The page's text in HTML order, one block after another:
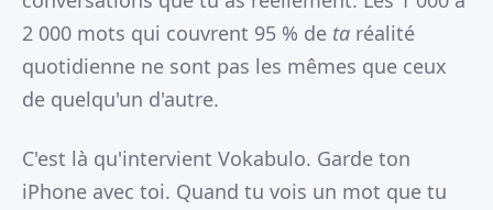
2 000 mots qui couvrent 95 % de ta réalité
quotidienne ne sont pas les mêmes que ceux
de quelqu'un d'autre.
C'est là qu'intervient Vokabulo. Garde ton
iPhone avec toi. Quand tu vois un mot que tu